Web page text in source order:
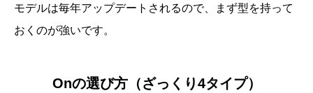
モデルは毎年アップデートされるので、まず型を持って
おくのが強いです。
Onの選び方（ざっくり4タイプ）